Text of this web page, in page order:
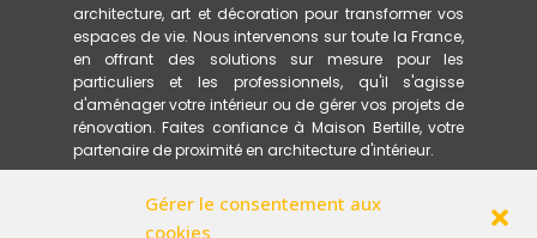
Gérer le consentement aux
cookies
architecture, art et décoration pour transformer vos
espaces de vie. Nous intervenons sur toute la France,
en offrant des solutions sur mesure pour les
particuliers et les professionnels, qu'il s'agisse
d'aménager votre intérieur ou de gérer vos projets de
rénovation. Faites confiance à Maison Bertille, votre
partenaire de proximité en architecture d'intérieur.
ACCUEIL
PRESTATIONS